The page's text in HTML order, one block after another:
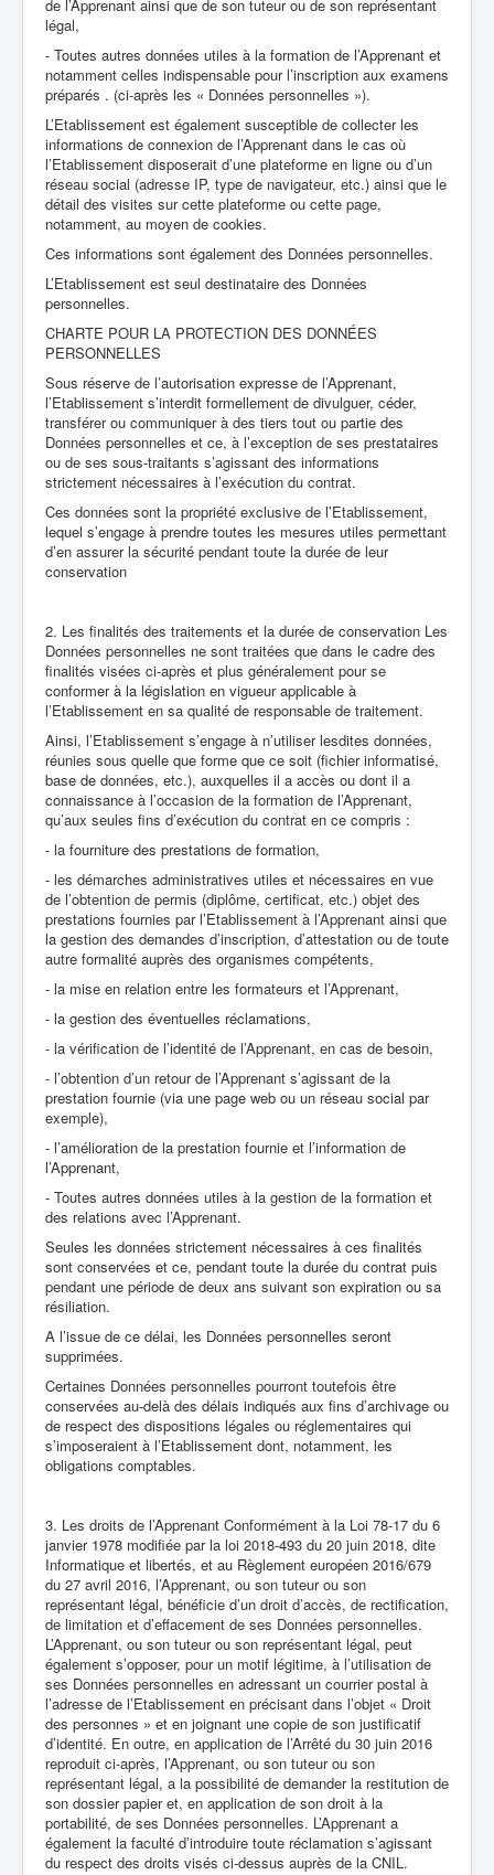
de l’Apprenant ainsi que de son tuteur ou de son représentant
légal,
- Toutes autres données utiles à la formation de l’Apprenant et
notamment celles indispensable pour l’inscription aux examens
préparés . (ci-après les « Données personnelles »).
L’Etablissement est également susceptible de collecter les
informations de connexion de l’Apprenant dans le cas où
l’Etablissement disposerait d’une plateforme en ligne ou d’un
réseau social (adresse IP, type de navigateur, etc.) ainsi que le
détail des visites sur cette plateforme ou cette page,
notamment, au moyen de cookies.
Ces informations sont également des Données personnelles.
L’Etablissement est seul destinataire des Données
personnelles.
CHARTE POUR LA PROTECTION DES DONNÉES
PERSONNELLES
Sous réserve de l’autorisation expresse de l’Apprenant,
l’Etablissement s’interdit formellement de divulguer, céder,
transférer ou communiquer à des tiers tout ou partie des
Données personnelles et ce, à l’exception de ses prestataires
ou de ses sous-traitants s’agissant des informations
strictement nécessaires à l’exécution du contrat.
Ces données sont la propriété exclusive de l’Etablissement,
lequel s’engage à prendre toutes les mesures utiles permettant
d’en assurer la sécurité pendant toute la durée de leur
conservation
2. Les finalités des traitements et la durée de conservation Les
Données personnelles ne sont traitées que dans le cadre des
finalités visées ci-après et plus généralement pour se
conformer à la législation en vigueur applicable à
l’Etablissement en sa qualité de responsable de traitement.
Ainsi, l’Etablissement s’engage à n’utiliser lesdites données,
réunies sous quelle que forme que ce soit (fichier informatisé,
base de données, etc.), auxquelles il a accès ou dont il a
connaissance à l’occasion de la formation de l’Apprenant,
qu’aux seules fins d’exécution du contrat en ce compris :
- la fourniture des prestations de formation,
- les démarches administratives utiles et nécessaires en vue
de l’obtention de permis (diplôme, certificat, etc.) objet des
prestations fournies par l’Etablissement à l’Apprenant ainsi que
la gestion des demandes d’inscription, d’attestation ou de toute
autre formalité auprès des organismes compétents,
- la mise en relation entre les formateurs et l’Apprenant,
- la gestion des éventuelles réclamations,
- la vérification de l’identité de l’Apprenant, en cas de besoin,
- l’obtention d’un retour de l’Apprenant s’agissant de la
prestation fournie (via une page web ou un réseau social par
exemple),
- l’amélioration de la prestation fournie et l’information de
l’Apprenant,
- Toutes autres données utiles à la gestion de la formation et
des relations avec l’Apprenant.
Seules les données strictement nécessaires à ces finalités
sont conservées et ce, pendant toute la durée du contrat puis
pendant une période de deux ans suivant son expiration ou sa
résiliation.
A l’issue de ce délai, les Données personnelles seront
supprimées.
Certaines Données personnelles pourront toutefois être
conservées au-delà des délais indiqués aux fins d’archivage ou
de respect des dispositions légales ou réglementaires qui
s’imposeraient à l’Etablissement dont, notamment, les
obligations comptables.
3. Les droits de l’Apprenant Conformément à la Loi 78-17 du 6
janvier 1978 modifiée par la loi 2018-493 du 20 juin 2018, dite
Informatique et libertés, et au Règlement européen 2016/679
du 27 avril 2016, l’Apprenant, ou son tuteur ou son
représentant légal, bénéficie d’un droit d’accès, de rectification,
de limitation et d’effacement de ses Données personnelles.
L’Apprenant, ou son tuteur ou son représentant légal, peut
également s’opposer, pour un motif légitime, à l’utilisation de
ses Données personnelles en adressant un courrier postal à
l’adresse de l’Etablissement en précisant dans l’objet « Droit
des personnes » et en joignant une copie de son justificatif
d’identité. En outre, en application de l’Arrêté du 30 juin 2016
reproduit ci-après, l’Apprenant, ou son tuteur ou son
représentant légal, a la possibilité de demander la restitution de
son dossier papier et, en application de son droit à la
portabilité, de ses Données personnelles. L’Apprenant a
également la faculté d’introduire toute réclamation s’agissant
du respect des droits visés ci-dessus auprès de la CNIL.